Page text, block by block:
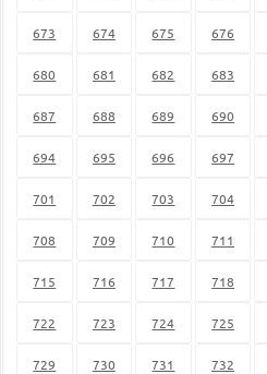
673 674 675 676
680 681 682 683
687 688 689 690
694 695 696 697
701 702 703 704
708 709 710 711
715 716 717 718
722 723 724 725
729 730 731 732